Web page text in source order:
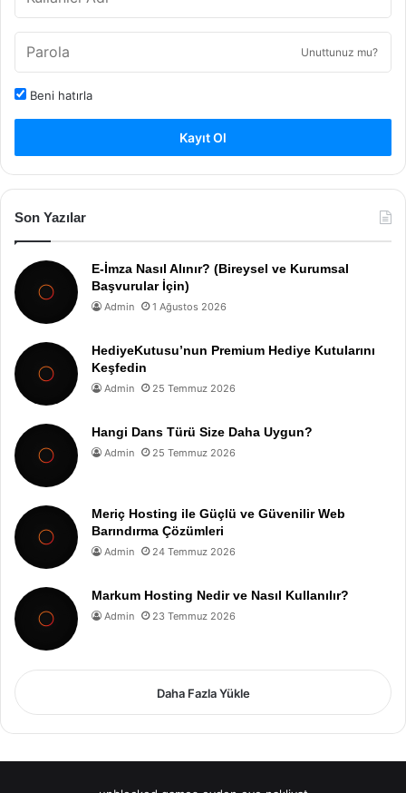
Unuttunuz mu?
Beni hatırla
Kayıt Ol
Son Yazılar
E-İmza Nasıl Alınır? (Bireysel ve Kurumsal
Başvurular İçin)
Admin 1 Ağustos 2026
HediyeKutusu’nun Premium Hediye Kutularını
Keşfedin
Admin 25 Temmuz 2026
Hangi Dans Türü Size Daha Uygun?
Admin 25 Temmuz 2026
Meriç Hosting ile Güçlü ve Güvenilir Web
Barındırma Çözümleri
Admin 24 Temmuz 2026
Markum Hosting Nedir ve Nasıl Kullanılır?
Admin 23 Temmuz 2026
Daha Fazla Yükle